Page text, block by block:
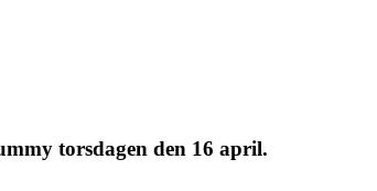
torsdagen den 16 april.